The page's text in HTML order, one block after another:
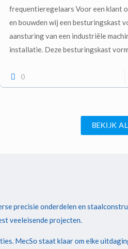
frequentieregelaars Voor een klant
en bouwden wij een besturingskast
aansturing van een industriële
installatie. Deze besturingskast
0
BEKIJK
precisie onderdelen en
veeleisende projecten.
MecSo staat klaar om elke